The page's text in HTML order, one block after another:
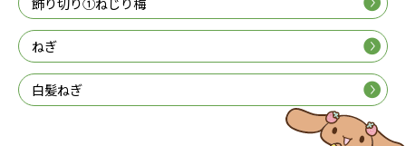
ねぎ
白髪ねぎ